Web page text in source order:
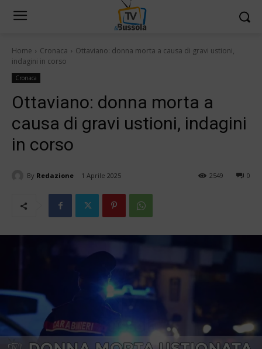
Home Cronaca
Ottaviano: donna morta a causa di gravi ustioni,
indagini in corso
Cronaca
Ottaviano: donna morta a
causa di gravi ustioni, indagini
in corso
By Redazione 1 Aprile 2025 0
2549